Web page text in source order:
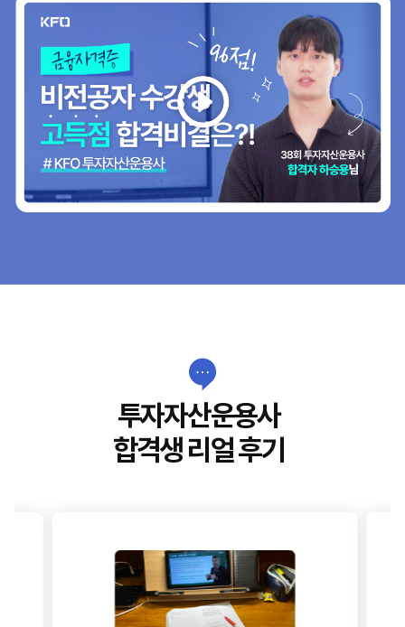
투자자산운용사
합격생 리얼 후기